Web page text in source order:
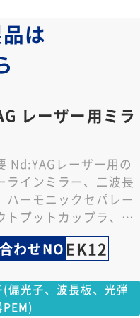
は
レーザー用ミラ
Nd:YAGレーザー用の
ラインミラー、二波長
ハーモニックセパレー
トプットカップラ、リ
、ビームスプリッタな
いレー…
わせNO EK12
(偏光子、波長板、光弾